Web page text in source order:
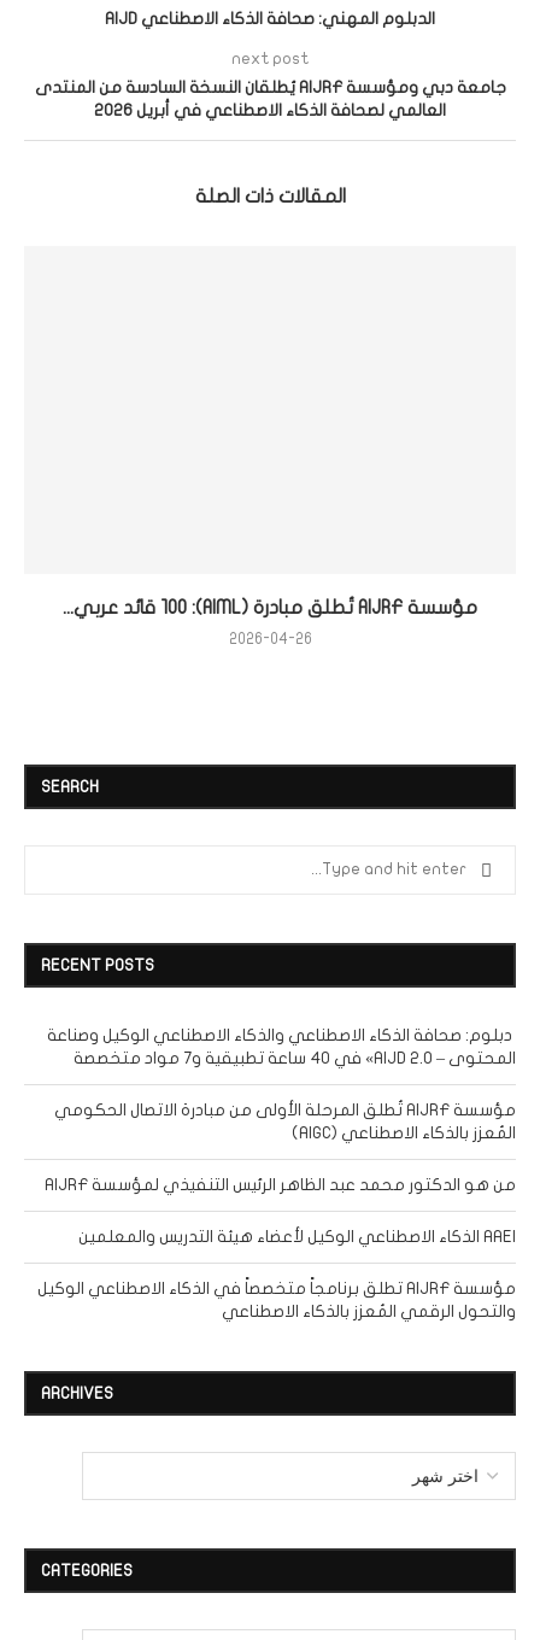
الدبلوم المهني: صحافة الذكاء الاصطناعي AIJD
next post
جامعة دبي ومؤسسة AIJRF يُطلقان النسخة السادسة من المنتدى
العالمي لصحافة الذكاء الاصطناعي في أبريل 2026
المقالات ذات الصلة
مؤسسة AIJRF تُطلق مبادرة (AIML): 100 قائد عربي...
2026-04-26
SEARCH
RECENT POSTS
دبلوم: صحافة الذكاء الاصطناعي والذكاء الاصطناعي الوكيل وصناعة
المحتوى – AIJD 2.0» في 40 ساعة تطبيقية و7 مواد متخصصة
مؤسسة AIJRF تُطلق المرحلة الأولى من مبادرة الاتصال الحكومي
المُعزز بالذكاء الاصطناعي (AIGC)
من هو الدكتور محمد عبد الظاهر الرئيس التنفيذي لمؤسسة AIJRF
AAEI الذكاء الاصطناعي الوكيل لأعضاء هيئة التدريس والمعلمين
مؤسسة AIJRF تطلق برنامجاً متخصصاً في الذكاء الاصطناعي الوكيل
والتحول الرقمي المُعزز بالذكاء الاصطناعي
ARCHIVES
CATEGORIES